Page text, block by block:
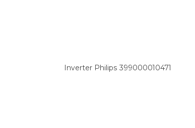
Inverter Philips 399000010471